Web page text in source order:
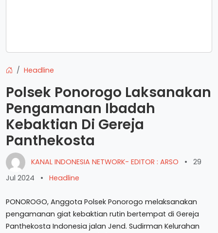
Headline
Polsek Ponorogo Laksanakan
Pengamanan Ibadah
Kebaktian Di Gereja
Panthekosta
KANAL INDONESIA NETWORK- EDITOR : ARSO •
29
Jul 2024
• Headline
PONOROGO, Anggota Polsek Ponorogo melaksanakan
pengamanan giat kebaktian rutin bertempat di Gereja
Panthekosta Indonesia jalan Jend. Sudirman Kelurahan